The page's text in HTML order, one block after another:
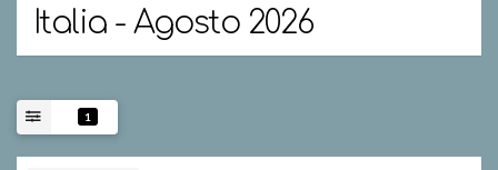
Italia - Agosto 2026
1